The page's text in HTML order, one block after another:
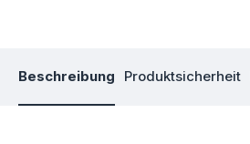
Beschreibung Produktsicherheit